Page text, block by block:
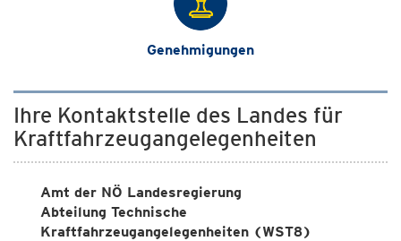
Genehmigungen
Ihre Kontaktstelle des Landes für
Kraftfahrzeugangelegenheiten
Amt der NÖ Landesregierung
Abteilung Technische
Kraftfahrzeugangelegenheiten (WST8)